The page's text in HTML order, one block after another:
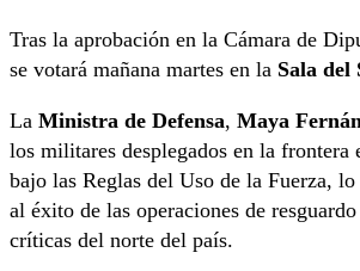
Tras la aprobación en la Cámara de
se votará mañana martes en la Sala del
La Ministra de Defensa, Maya
los militares desplegados en la frontera
bajo las Reglas del Uso de la Fuerza,
al éxito de las operaciones de
críticas del norte del país.